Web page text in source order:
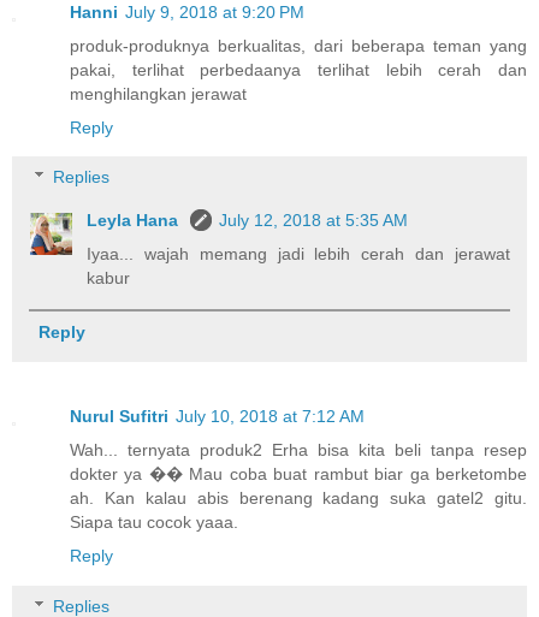
Hanni July 9, 2018 at 9:20 PM
produk-produknya berkualitas, dari beberapa teman yang
pakai, terlihat perbedaanya terlihat lebih cerah dan
menghilangkan jerawat
Reply
Replies
Leyla Hana
July 12, 2018 at 5:35 AM
Iyaa... wajah memang jadi lebih cerah dan jerawat
kabur
Reply
Nurul Sufitri July 10, 2018 at 7:12 AM
Wah... ternyata produk2 Erha bisa kita beli tanpa resep
dokter ya �� Mau coba buat rambut biar ga berketombe
ah. Kan kalau abis berenang kadang suka gatel2 gitu.
Siapa tau cocok yaaa.
Reply
Replies